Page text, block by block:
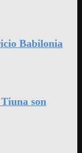
Babilonia
son